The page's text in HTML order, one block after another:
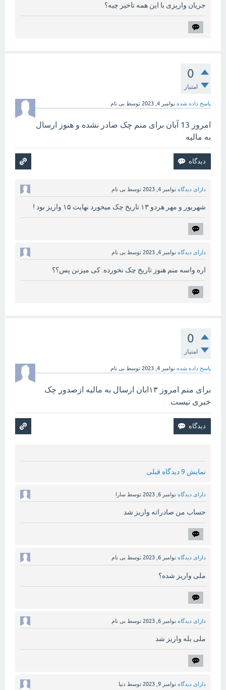
جریان واریزی با این همه تاخیر چیه؟
0
امتیاز
پاسخ داده شده نوامبر 4, 2023 توسط بی نام
امروز 13 آبان برای منم چک صادر نشده و هنوز ارسال
به مالیه
دارای دیدگاه نوامبر 4, 2023 توسط بی نام
شهریور و مهر هردو ۱۳ تاریخ چک میخورد نهایت ۱۵ واریز بود !
دارای دیدگاه نوامبر 4, 2023 توسط بی نام
اره واسه منم هنوز تاریخ چک نخورده. کی میزنن پس؟؟
0
امتیاز
پاسخ داده شده نوامبر 4, 2023 توسط بی نام
برای منم امروز ۱۳ابان ارسال به مالیه ازصدور چک
خبری نیست
نمایش 9 دیدگاه قبلی
دارای دیدگاه نوامبر 6, 2023 توسط سارا
حساب من صادراته واریز شد
دارای دیدگاه نوامبر 6, 2023 توسط بی نام
ملی واریز شده؟
دارای دیدگاه نوامبر 6, 2023 توسط بی نام
ملی بله واریز شد
دارای دیدگاه نوامبر 9, 2023 توسط دنیا